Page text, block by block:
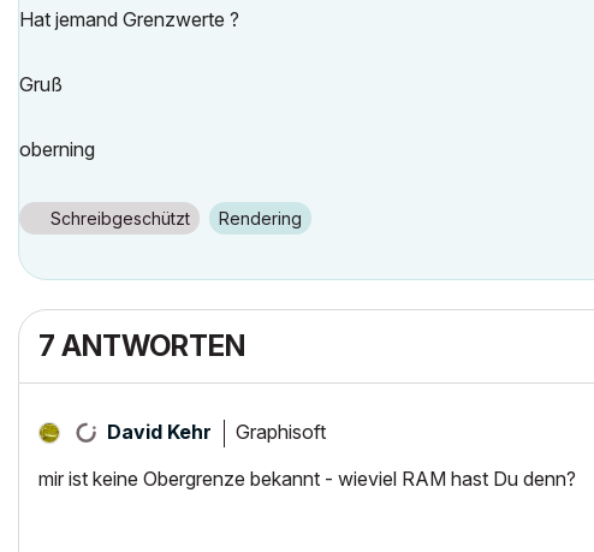
Hat jemand Grenzwerte ?
Gruß
oberning
Schreibgeschützt Rendering
7 ANTWORTEN
David Kehr Graphisoft
mir ist keine Obergrenze bekannt - wieviel RAM hast Du denn?